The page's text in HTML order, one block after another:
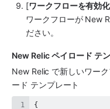
[ワークフローを有効化
ワークフローが New
ださい。
New Relic ペイロード テ
New Relic で新しいワー
ード テンプレート